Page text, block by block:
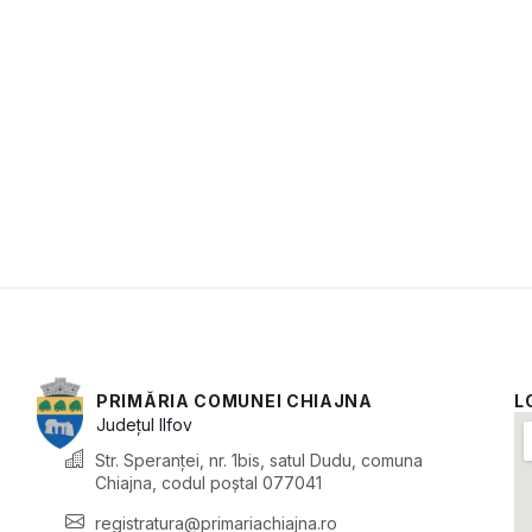
PRIMĂRIA COMUNEI CHIAJNA
JudețulIlfov
Str. Speranței, nr. 1bis, satul Dudu, comuna
Chiajna, codul poștal 077041
registratura@primariachiajna.ro